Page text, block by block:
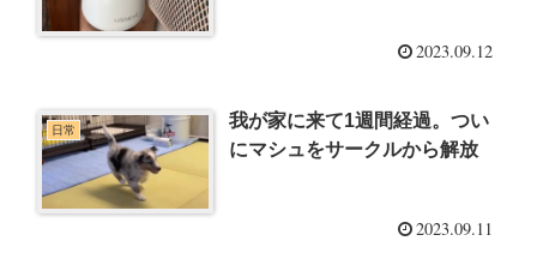
2023.09.12
日常
我が家に来て1週間経過。つい
にマシュをサークルから解放
2023.09.11